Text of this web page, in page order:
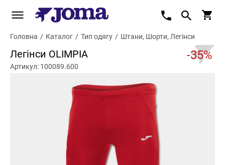
Головна / Каталог / Тип одягу / Штани, Шорти, Легінси
Легінси OLIMPIA -35%
Артикул: 100089.600